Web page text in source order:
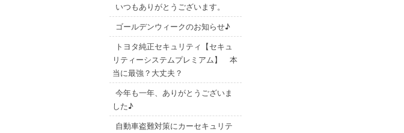
いつもありがとうございます。
ゴールデンウィークのお知らせ♪
トヨタ純正セキュリティ【セキュ
リティーシステムプレミアム】 本
当に最強？大丈夫？
今年も一年、ありがとうございま
した♪
自動車盗難対策にカーセキュリテ